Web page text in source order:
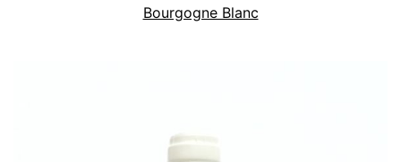
Bourgogne Blanc